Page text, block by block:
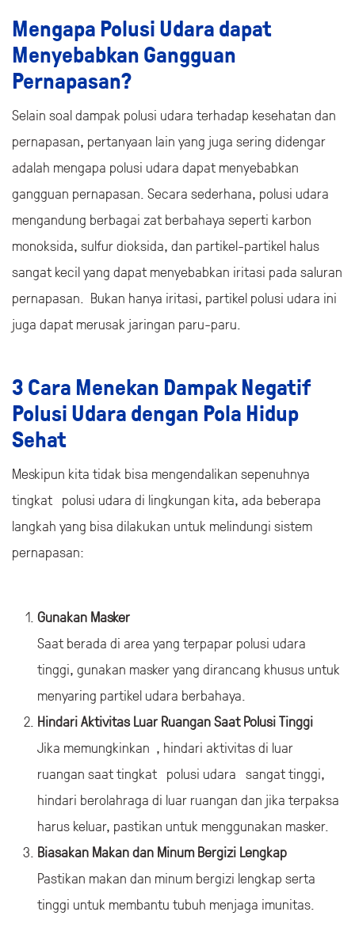
Mengapa Polusi Udara dapat
Menyebabkan Gangguan
Pernapasan?
Selain soal dampak polusi udara terhadap kesehatan dan
pernapasan, pertanyaan lain yang juga sering didengar
adalah mengapa polusi udara dapat menyebabkan
gangguan pernapasan. Secara sederhana, polusi udara
mengandung berbagai zat berbahaya seperti karbon
monoksida, sulfur dioksida, dan partikel-partikel halus
sangat kecil yang dapat menyebabkan iritasi pada saluran
pernapasan. Bukan hanya iritasi, partikel polusi udara ini
juga dapat merusak jaringan paru-paru.
3 Cara Menekan Dampak Negatif
Polusi Udara dengan Pola Hidup
Sehat
Meskipun kita tidak bisa mengendalikan sepenuhnya
tingkat polusi udara di lingkungan kita, ada beberapa
langkah yang bisa dilakukan untuk melindungi sistem
pernapasan:
Gunakan Masker
Saat berada di area yang terpapar polusi udara
tinggi, gunakan masker yang dirancang khusus untuk
menyaring partikel udara berbahaya.
Hindari Aktivitas Luar Ruangan Saat Polusi Tinggi
Jika memungkinkan , hindari aktivitas di luar
ruangan saat tingkat polusi udara sangat tinggi,
hindari berolahraga di luar ruangan dan jika terpaksa
harus keluar, pastikan untuk menggunakan masker.
Biasakan Makan dan Minum Bergizi Lengkap
Pastikan makan dan minum bergizi lengkap serta
tinggi untuk membantu tubuh menjaga imunitas.